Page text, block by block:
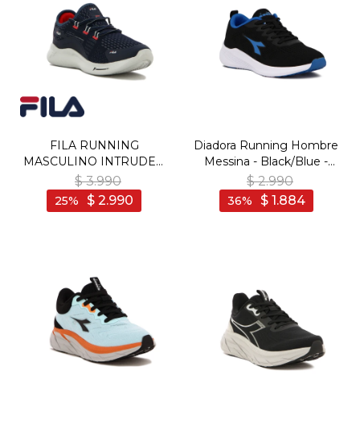
FILA RUNNING
MASCULINO INTRUDER
MARINO/PLATA/ROJO -
Marino-Plata
$ 3.990
$ 2.990
25
Diadora Running Hombre
Messina - Black/Blue -
Negro-Azul
$ 2.990
$ 1.884
36